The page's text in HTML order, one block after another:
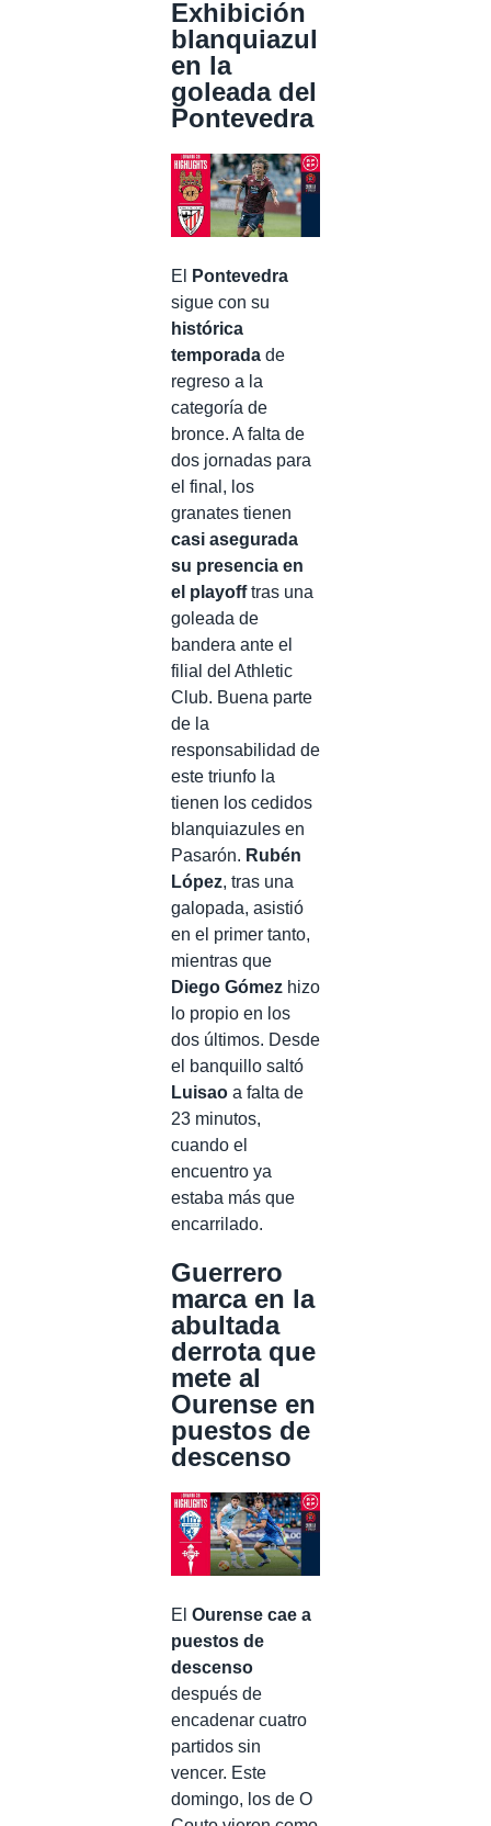
Exhibición
blanquiazul
en la
goleada del
Pontevedra
El
Pontevedra
sigue con su
histórica
temporada de
regreso a la
categoría de
bronce. A falta de
dos jornadas para
el final, los
granates tienen
casi asegurada
su presencia en
el playofftras una
goleada de
bandera ante el
filial del Athletic
Club. Buena parte
de la
responsabilidad de
este triunfo la
tienen los cedidos
blanquiazules en
Pasarón. Rubén
López, tras una
galopada, asistió
en el primer tanto,
mientras que
Diego Gómez hizo
lo propio en los
dos últimos. Desde
el banquillo saltó
Luisao a falta de
23 minutos,
cuando el
encuentro ya
estaba más que
encarrilado.
Guerrero
marca en la
abultada
derrota que
mete al
Ourense en
puestos de
descenso
El Ourense cae a
puestos de
descenso
después de
encadenar cuatro
partidos sin
vencer. Este
domingo, los de O